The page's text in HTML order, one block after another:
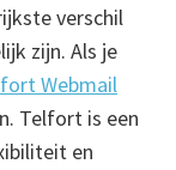
verschil
zijn. Als je
Webmail
Telfort is een
en